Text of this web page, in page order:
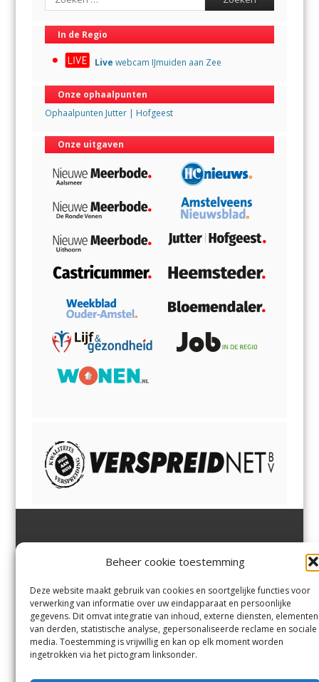
Beheer cookie toestemming
Deze website maakt gebruik van cookies en soortgelijke functies voor
verwerking van informatie over uw eindapparaat en persoonlijke
gegevens. Dit omvat integratie van inhoud, externe diensten, elementen
van derden, statistische analyse, gepersonaliseerde reclame en sociale
media. Toestemming is vrijwillig en kan op elk moment worden
ingetrokken via het pictogram linksonder.
In de Regio
Live webcam IJmuiden aan Zee
Onze ophaalpunten
Ophaalpunten Jutter | Hofgeest
Onze uitgaven
Margadantstraat 34
0255-533900
info@jutter.nlofinfo@hofgee
st.nl
Velserbroek,Velsen-Zuid,
Zuid,Driehuisen
Spaarnwoude.
Contact
Andere uitgaven